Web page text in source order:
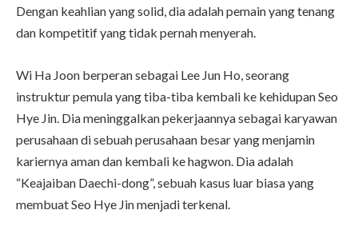
Dengan keahlian yang solid, dia adalah pemain yang tenang
dan kompetitif yang tidak pernah menyerah.
Wi Ha Joon berperan sebagai Lee Jun Ho, seorang
instruktur pemula yang tiba-tiba kembali ke kehidupan Seo
Hye Jin. Dia meninggalkan pekerjaannya sebagai karyawan
perusahaan di sebuah perusahaan besar yang menjamin
kariernya aman dan kembali ke hagwon. Dia adalah
“Keajaiban Daechi-dong”, sebuah kasus luar biasa yang
membuat Seo Hye Jin menjadi terkenal.